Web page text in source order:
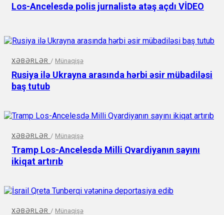
Los-Ancelesdə polis jurnalistə atəş açdı VİDEO
XƏBƏRLƏR / Münaqişə
Rusiya ilə Ukrayna arasında hərbi əsir mübadiləsi
baş tutub
XƏBƏRLƏR / Münaqişə
Tramp Los-Ancelesdə Milli Qvardiyanın sayını
ikiqat artırıb
XƏBƏRLƏR / Münaqişə